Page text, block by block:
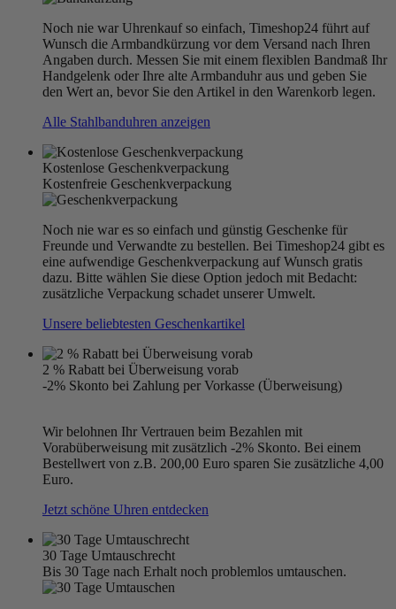
Noch nie war Uhrenkauf so einfach, Timeshop24 führt auf
Wunsch die Armbandkürzung vor dem Versand nach Ihren
Angaben durch. Messen Sie mit einem flexiblen Bandmaß Ihr
Handgelenk oder Ihre alte Armbanduhr aus und geben Sie
den Wert an, bevor Sie den Artikel in den Warenkorb legen.
Alle Stahlbanduhren anzeigen
Kostenlose Geschenkverpackung
Kostenfreie Geschenkverpackung
Noch nie war es so einfach und günstig Geschenke für
Freunde und Verwandte zu bestellen. Bei Timeshop24 gibt es
eine aufwendige Geschenkverpackung auf Wunsch gratis
dazu. Bitte wählen Sie diese Option jedoch mit Bedacht:
zusätzliche Verpackung schadet unserer Umwelt.
Unsere beliebtesten Geschenkartikel
2 % Rabatt bei Überweisung vorab
-2% Skonto bei Zahlung per Vorkasse (Überweisung)
Wir belohnen Ihr Vertrauen beim Bezahlen mit
Vorabüberweisung mit zusätzlich -2% Skonto. Bei einem
Bestellwert von z.B. 200,00 Euro sparen Sie zusätzliche 4,00
Euro.
Jetzt schöne Uhren entdecken
30 Tage Umtauschrecht
Bis 30 Tage nach Erhalt noch problemlos umtauschen.